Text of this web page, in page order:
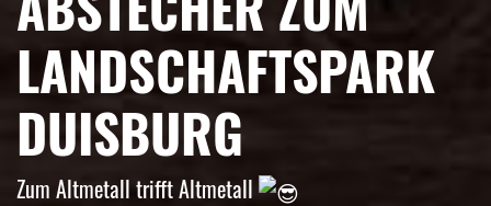
LANDSCHAFTSPARK
DUISBURG
Zum Altmetall trifft Altmetall